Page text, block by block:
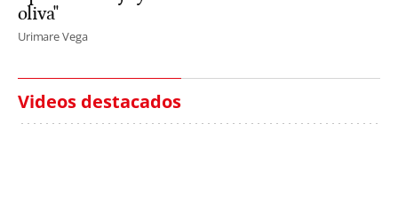
oliva"
Urimare Vega
Videos destacados